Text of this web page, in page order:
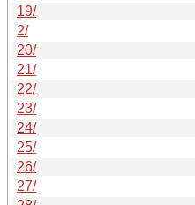
19/
2/
20/
21/
22/
23/
24/
25/
26/
27/